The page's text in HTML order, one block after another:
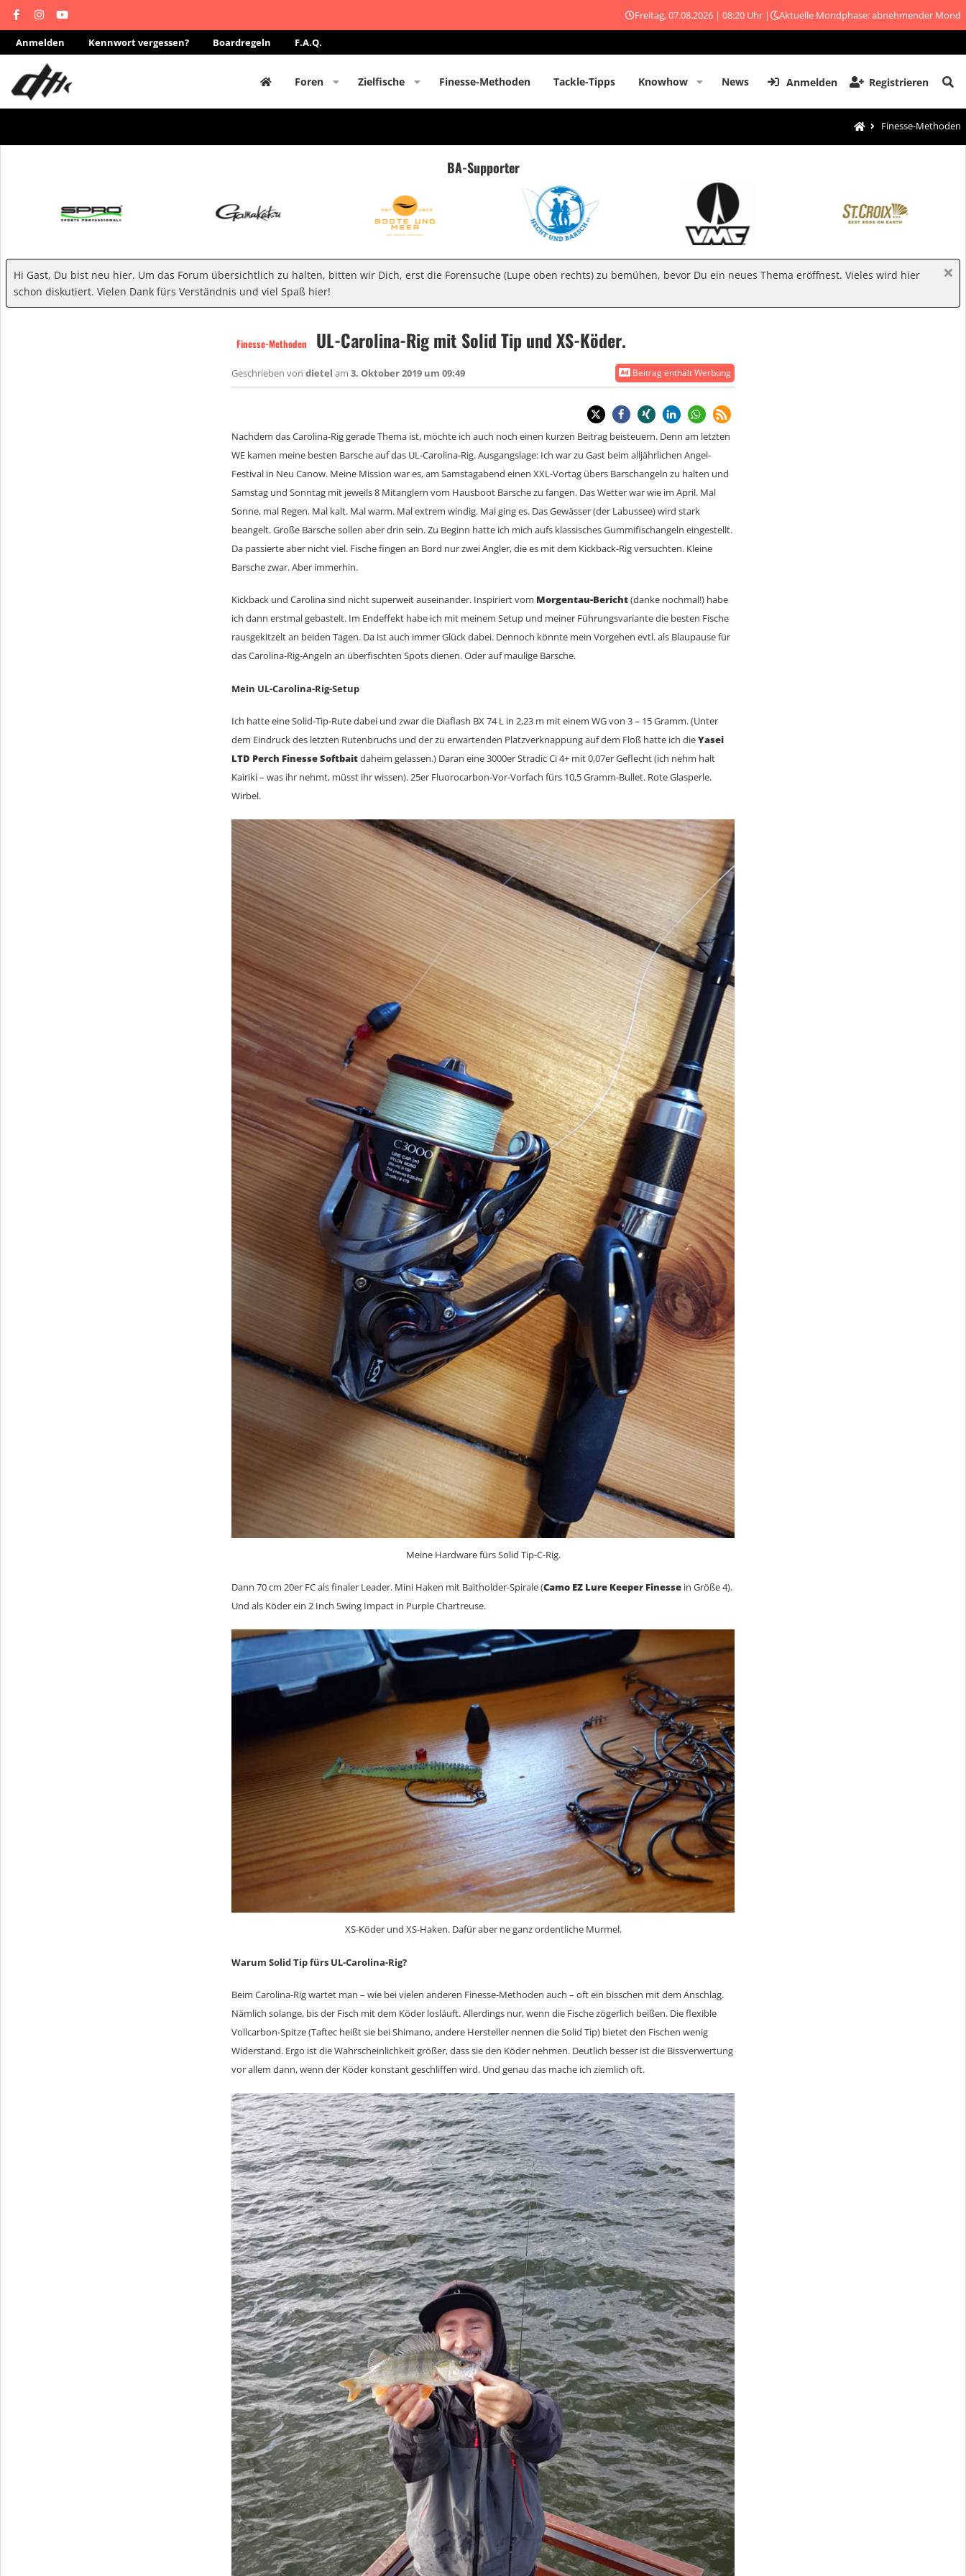
Freitag, 07.08.2026 | 08:20 Uhr | Aktuelle Mondphase: abnehmender Mond
Anmelden Kennwort vergessen? Boardregeln F.A.Q.
Foren Zielfische Finesse-Methoden Tackle-Tipps Knowhow News Anmelden Registrieren
Finesse-Methoden
BA-Supporter
Hi Gast, Du bist neu hier. Um das Forum übersichtlich zu halten, bitten wir Dich, erst die Forensuche (Lupe oben rechts) zu bemühen, bevor Du ein neues Thema eröffnest. Vieles wird hier
schon diskutiert. Vielen Dank fürs Verständnis und viel Spaß hier!
Finesse-Methoden UL-Carolina-Rig mit Solid Tip und XS-Köder.
Beitrag enthält Werbung
Geschrieben von dietel am 3. Oktober 2019 um 09:49
Nachdem das Carolina-Rig gerade Thema ist, möchte ich auch noch einen kurzen Beitrag beisteuern. Denn am letzten
WE kamen meine besten Barsche auf das UL-Carolina-Rig. Ausgangslage: Ich war zu Gast beim alljährlichen Angel-
Festival in Neu Canow. Meine Mission war es, am Samstagabend einen XXL-Vortag übers Barschangeln zu halten und
Samstag und Sonntag mit jeweils 8 Mitanglern vom Hausboot Barsche zu fangen. Das Wetter war wie im April. Mal
Sonne, mal Regen. Mal kalt. Mal warm. Mal extrem windig. Mal ging es. Das Gewässer (der Labussee) wird stark
beangelt. Große Barsche sollen aber drin sein. Zu Beginn hatte ich mich aufs klassisches Gummifischangeln eingestellt.
Da passierte aber nicht viel. Fische fingen an Bord nur zwei Angler, die es mit dem Kickback-Rig versuchten. Kleine
Barsche zwar. Aber immerhin.
Kickback und Carolina sind nicht superweit auseinander. Inspiriert vom Morgentau-Bericht(danke nochmal!) habe
ich dann erstmal gebastelt. Im Endeffekt habe ich mit meinem Setup und meiner Führungsvariante die besten Fische
rausgekitzelt an beiden Tagen. Da ist auch immer Glück dabei. Dennoch könnte mein Vorgehen evtl. als Blaupause für
das Carolina-Rig-Angeln an überfischten Spots dienen. Oder auf maulige Barsche.
Mein UL-Carolina-Rig-Setup
Ich hatte eine Solid-Tip-Rute dabei und zwar die Diaflash BX 74 L in 2,23 m mit einem WG von 3 – 15 Gramm. (Unter
dem Eindruck des letzten Rutenbruchs und der zu erwartenden Platzverknappung auf dem Floß hatte ich dieYasei
LTD Perch Finesse Softbaitdaheim gelassen.) Daran eine 3000er Stradic Ci 4+ mit 0,07er Geflecht (ich nehm halt
Kairiki – was ihr nehmt, müsst ihr wissen). 25er Fluorocarbon-Vor-Vorfach fürs 10,5 Gramm-Bullet. Rote Glasperle.
Wirbel.
Meine Hardware fürs Solid Tip-C-Rig.
Dann 70 cm 20er FC als finaler Leader. Mini Haken mit Baitholder-Spirale (Camo EZ Lure Keeper Finesse in Größe 4).
Und als Köder ein 2 Inch Swing Impact in Purple Chartreuse.
XS-Köder und XS-Haken. Dafür aber ne ganz ordentliche Murmel.
Warum Solid Tip fürs UL-Carolina-Rig?
Beim Carolina-Rig wartet man – wie bei vielen anderen Finesse-Methoden auch – oft ein bisschen mit dem Anschlag.
Nämlich solange, bis der Fisch mit dem Köder losläuft. Allerdings nur, wenn die Fische zögerlich beißen. Die flexible
Vollcarbon-Spitze (Taftec heißt sie bei Shimano, andere Hersteller nennen die Solid Tip) bietet den Fischen wenig
Widerstand. Ergo ist die Wahrscheinlichkeit größer, dass sie den Köder nehmen. Deutlich besser ist die Bissverwertung
vor allem dann, wenn der Köder konstant geschliffen wird. Und genau das mache ich ziemlich oft.